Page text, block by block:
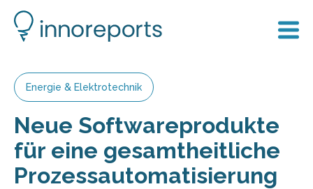
Energie & Elektrotechnik
Neue Softwareprodukte
für eine gesamtheitliche
Prozessautomatisierung